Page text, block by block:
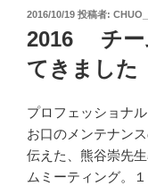
投
稿
日:
2016/10/19 投稿者:
2016 チー
てきました
プロフェッショナ
お口のメンテナン
伝えた、熊谷崇先
ムミーティング。